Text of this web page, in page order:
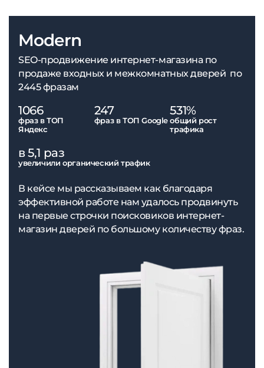
Modern
SEO-продвижение интернет-магазина по
продаже входных и межкомнатных дверей по
2445 фразам
1066
фраз в ТОП
Яндекс
247
фраз в ТОП Google
531%
общий рост
трафика
в 5,1 раз
увеличили органический трафик
В кейсе мы рассказываем как благодаря
эффективной работе нам удалось продвинуть
на первые строчки поисковиков интернет-
магазин дверей по большому количеству фраз.